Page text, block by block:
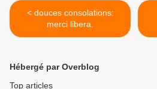
< douces consolations:
merci libera.
Hébergé par Overblog
Top articles